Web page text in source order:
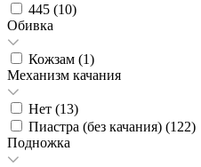
445 (10)
Обивка
Кожзам (1)
Механизм качания
Нет (13)
Пиастра (без качания) (122)
Подножка